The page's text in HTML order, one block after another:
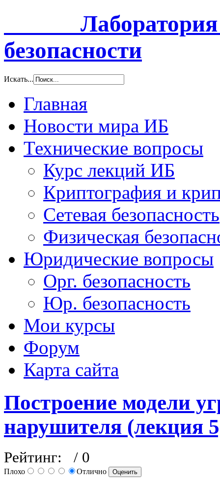
Лаборатория
безопасности
Искать...
Главная
Новости мира ИБ
Технические вопросы
Курс лекций ИБ
Криптография и
Сетевая безопасность
Физическая
Юридические вопросы
Орг. безопасность
Юр. безопасность
Мои курсы
Форум
Карта сайта
Построение модели
нарушителя (лекция
Рейтинг: / 0
Плохо Отлично